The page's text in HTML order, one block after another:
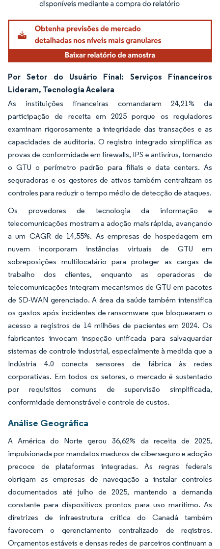
Por Setor do Usuário Final: Serviços Financeiros
Lideram, Tecnologia Acelera
As instituições financeiras comandaram 24,21% da
participação de receita em 2025 porque os reguladores
examinam rigorosamente a integridade das transações e as
capacidades de auditoria. O registro integrado simplifica as
provas de conformidade em firewalls, IPS e antivírus, tornando
o GTU o perímetro padrão para filiais e data centers. As
seguradoras e os gestores de ativos também centralizam os
controles para reduzir o tempo médio de detecção de ataques.
Os provedores de tecnologia da informação e
telecomunicações mostram a adoção mais rápida, avançando
a um CAGR de 14,55%. As empresas de hospedagem em
nuvem incorporam instâncias virtuais de GTU em
sobreposições multilocatário para proteger as cargas de
trabalho dos clientes, enquanto as operadoras de
telecomunicações integram mecanismos de GTU em pacotes
de SD-WAN gerenciado. A área da saúde também intensifica
os gastos após incidentes de ransomware que bloquearam o
acesso a registros de 14 milhões de pacientes em 2024. Os
fabricantes invocam inspeção unificada para salvaguardar
sistemas de controle industrial, especialmente à medida que a
Indústria 4.0 conecta sensores de fábrica às redes
corporativas. Em todos os setores, o mercado é sustentado
por requisitos comuns de supervisão simplificada,
conformidade demonstrável e controle de custos.
Análise Geográfica
A América do Norte gerou 36,62% da receita de 2025,
impulsionada por mandatos maduros de ciberseguro e adoção
precoce de plataformas integradas. As regras federais
obrigam as empresas de navegação a instalar controles
documentados até julho de 2025, mantendo a demanda
constante para dispositivos prontos para uso marítimo. As
diretrizes de infraestrutura crítica do Canadá também
favorecem o gerenciamento centralizado de registros.
Orçamentos estáveis e densas redes de parceiros continuam a